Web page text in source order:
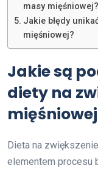
masy mięśniowej?
Jakie błędy
mięśniowej?
Jakie są
diety na
Dieta na
elementem procesu